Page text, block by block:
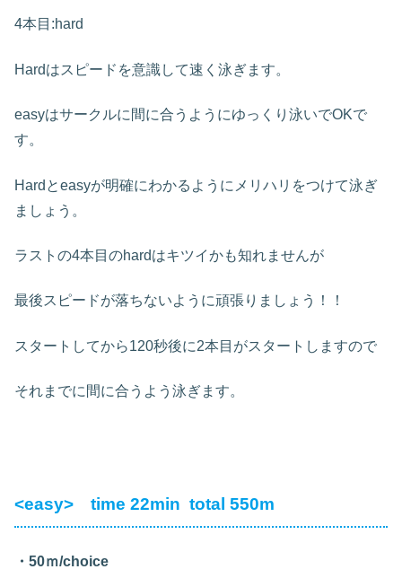
4本目:hard
Hardはスピードを意識して速く泳ぎます。
easyはサークルに間に合うようにゆっくり泳いでOKで
す。
Hardとeasyが明確にわかるようにメリハリをつけて泳ぎ
ましょう。
ラストの4本目のhardはキツイかも知れませんが
最後スピードが落ちないように頑張りましょう！！
スタートしてから120秒後に2本目がスタートしますので
それまでに間に合うよう泳ぎます。
<easy> time 22min total 550m
・50ｍ/choice